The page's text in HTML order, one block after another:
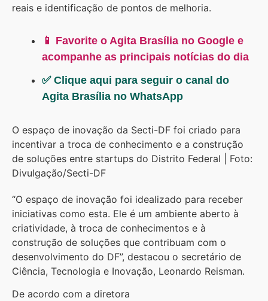
reais e identificação de pontos de melhoria.
📱 Favorite o Agita Brasília no Google e
acompanhe as principais notícias do dia
✅ Clique aqui para seguir o canal do
Agita Brasília no WhatsApp
O espaço de inovação da Secti-DF foi criado para
incentivar a troca de conhecimento e a construção
de soluções entre startups do Distrito Federal | Foto:
Divulgação/Secti-DF
“O espaço de inovação foi idealizado para receber
iniciativas como esta. Ele é um ambiente aberto à
criatividade, à troca de conhecimentos e à
construção de soluções que contribuam com o
desenvolvimento do DF”, destacou o secretário de
Ciência, Tecnologia e Inovação, Leonardo Reisman.
De acordo com a diretora